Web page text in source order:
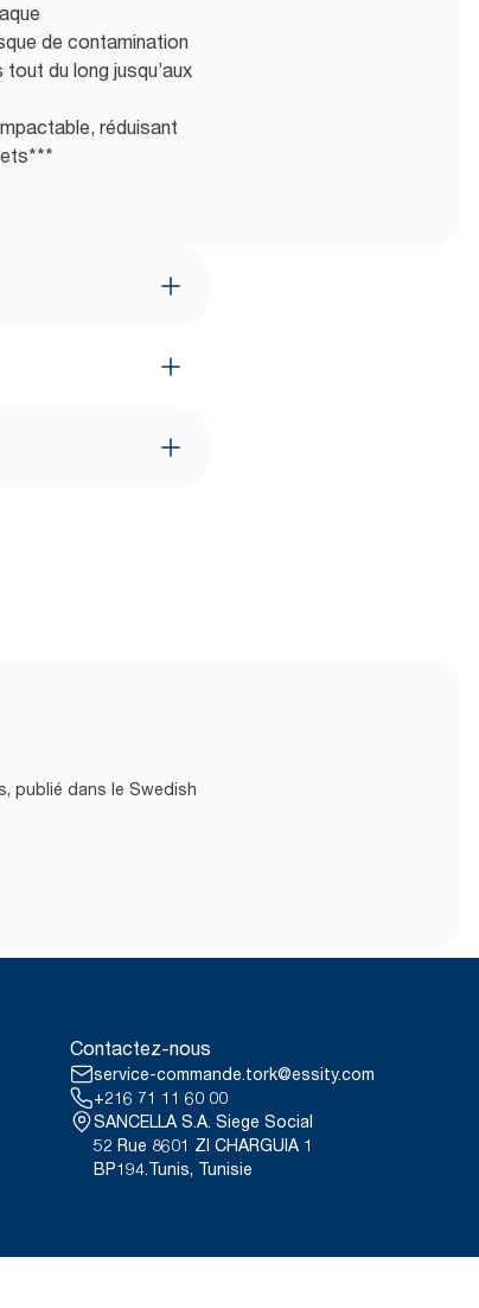
de contamination
du long jusqu’aux
réduisant
publié dans le Swedish
Contactez-nous
service-commande.tork@essity.com
+216 71 11 60 00
SANCELLA S.A. Siege Social
52 Rue 8601 ZI CHARGUIA 1
BP194.Tunis, Tunisie